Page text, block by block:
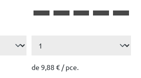
de 9,88 € / pce.